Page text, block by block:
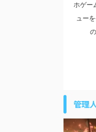
ホゲー
ュー
管理